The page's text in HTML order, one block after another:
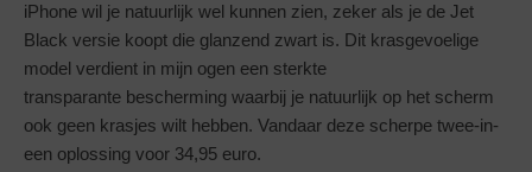
iPhone wil je natuurlijk wel kunnen zien, zeker als je de Jet
Black versie koopt die glanzend zwart is. Dit krasgevoelige
model verdient in mijn ogen een sterkte
transparante bescherming waarbij je natuurlijk op het scherm
ook geen krasjes wilt hebben. Vandaar deze scherpe twee-in-
een oplossing voor 34,95 euro.